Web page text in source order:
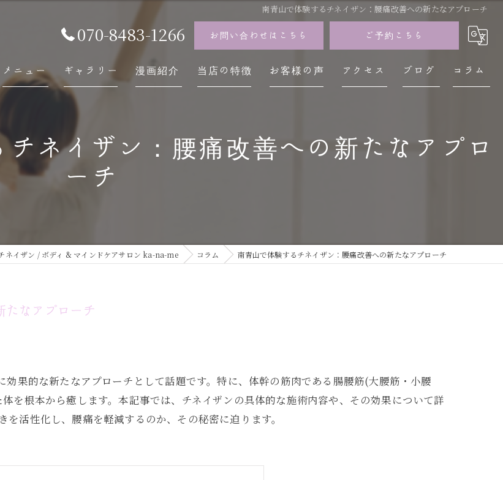
南青山で体験するチネイザン：腰痛改善への新たなアプローチ
070-8483-1266 お問い合わせはこちら ご予約こちら
メニュー ギャラリー 漫画紹介 当店の特徴
自律神経
お客様の声 アクセス ブログ コラム
ネイザン：腰痛改善への新たなアプロ
ーチ
ネイザン / ボディ & マインドケアサロン ka-na-me コラム 南青山で体験するチネイザン：腰痛改善への新たなアプローチ
なアプローチ
果的な新たなアプローチとして話題です。特に、体幹の筋肉である腸腰筋(大腰筋・小腰
を根本から癒します。本記事では、チネイザンの具体的な施術内容や、その効果について詳
活性化し、腰痛を軽減するのか、その秘密に迫ります。